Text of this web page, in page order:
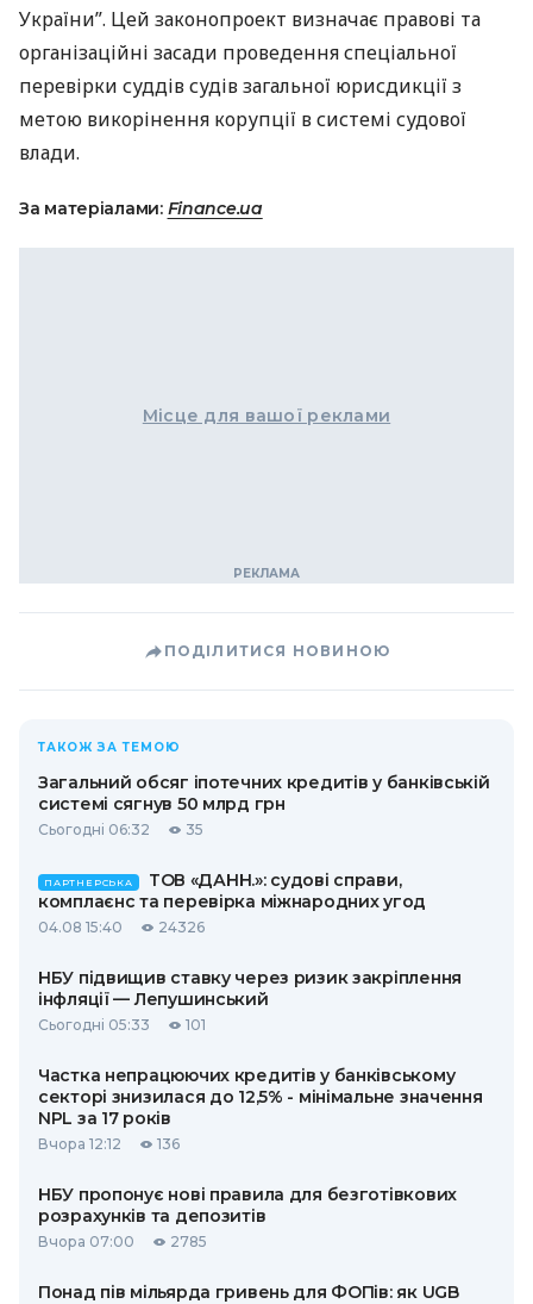
України”. Цей законопроект визначає правові та
організаційні засади проведення спеціальної
перевірки суддів судів загальної юрисдикції з
метою викорінення корупції в системі судової
влади.
За матеріалами: Finance.ua
Місце для вашої реклами
ПОДІЛИТИСЯ НОВИНОЮ
ТАКОЖ ЗА ТЕМОЮ
Загальний обсяг іпотечних кредитів у банківській
системі сягнув 50 млрд грн
Сьогодні 06:32 35
ПАРТНЕРСЬКА
ТОВ «ДАНН.»: судові справи,
комплаєнс та перевірка міжнародних угод
04.08 15:40 24326
НБУ підвищив ставку через ризик закріплення
інфляції — Лепушинський
Сьогодні 05:33 101
Частка непрацюючих кредитів у банківському
секторі знизилася до 12,5% - мінімальне значення
NPL за 17 років
Вчора 12:12 136
НБУ пропонує нові правила для безготівкових
розрахунків та депозитів
Вчора 07:00 2785
Понад пів мільярда гривень для ФОПів: як UGB